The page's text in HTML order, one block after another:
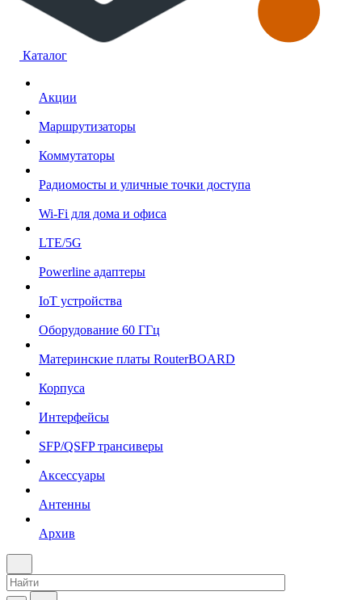
Каталог
Акции
Маршрутизаторы
Коммутаторы
Радиомосты и уличные точки доступа
Wi-Fi для дома и офиса
LTE/5G
Powerline адаптеры
IoT устройства
Оборудование 60 ГГц
Материнские платы RouterBOARD
Корпуса
Интерфейсы
SFP/QSFP трансиверы
Аксессуары
Антенны
Архив